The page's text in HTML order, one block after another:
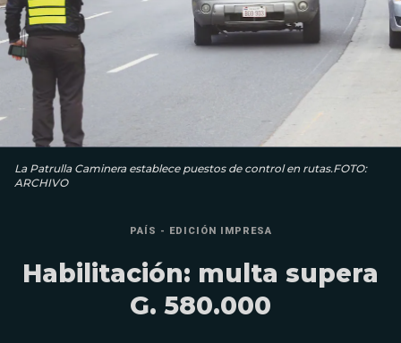
La Patrulla Caminera establece puestos de control en rutas.FOTO:
ARCHIVO
PAÍS - EDICIÓN IMPRESA
Habilitación: multa supera
G. 580.000